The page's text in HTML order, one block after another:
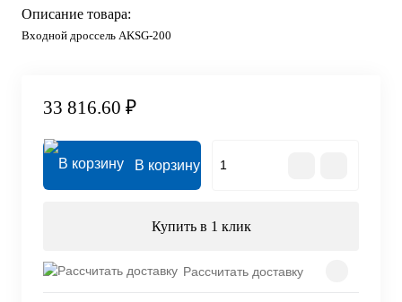
Описание товара:
Входной дроссель AKSG-200
33 816.60 ₽
В корзину
Купить в 1 клик
Рассчитать доставку